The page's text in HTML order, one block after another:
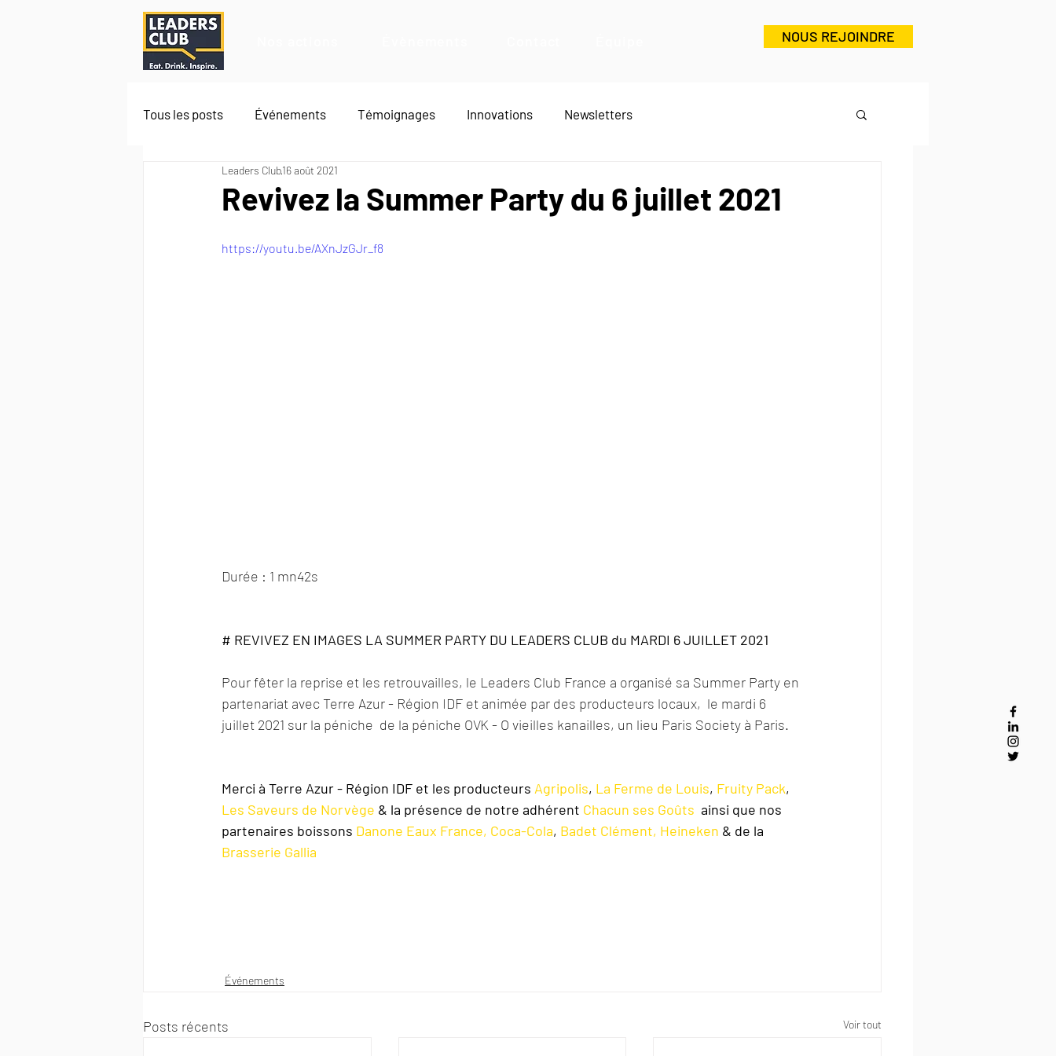
NOUS REJOINDRE
Tous les posts Événements Témoignages Innovations Newsletters
Revivez la Summer Party du 6 juillet 2021
Leaders Club16 août 2021
https://youtu.be/AXnJzGJr_f8
Durée : 1 mn42s
# REVIVEZ EN IMAGES LA SUMMER PARTY DU LEADERS CLUB du MARDI 6 JUILLET 2021
Pour fêter la reprise et les retrouvailles, le Leaders Club France a organisé sa Summer Party en
partenariat avec Terre Azur - Région IDF et animée par des producteurs locaux,  le mardi 6
juillet 2021 sur la péniche  de la péniche OVK - O vieilles kanailles, un lieu Paris Society à Paris.
Merci à Terre Azur - Région IDF et les producteurs Agripolis, La Ferme de Louis, Fruity Pack,
Les Saveurs de Norvège & la présence de notre adhérent Chacun ses Goûts ainsi que nos
partenaires boissons Danone Eaux France, Coca-Cola, Badet Clément, Heineken & de la
Brasserie Gallia
Événements
Posts récents Voir tout